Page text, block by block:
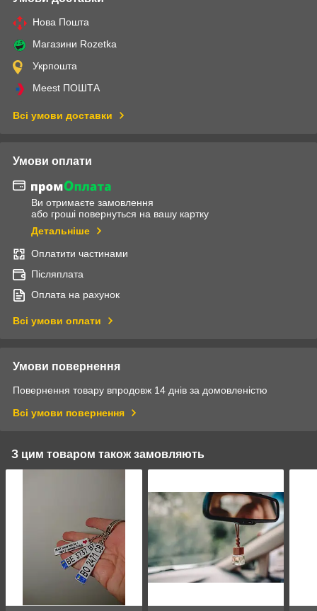
Нова Пошта
Магазини Rozetka
Укрпошта
Meest ПОШТА
Всі умови доставки
Умови оплати
Ви отримаєте замовлення
або гроші повернуться на вашу картку
Детальніше
Оплатити частинами
Післяплата
Оплата на рахунок
Всі умови оплати
Умови повернення
Повернення товару впродовж 14 днів за домовленістю
Всі умови повернення
З цим товаром також замовляють